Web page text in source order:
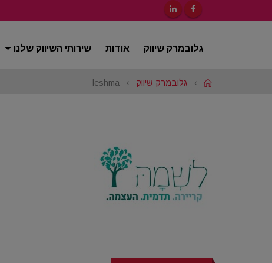
גלובמרק שיווק אודות שירותי השיווק שלנו
Home
גלובמרק שיווק leshma